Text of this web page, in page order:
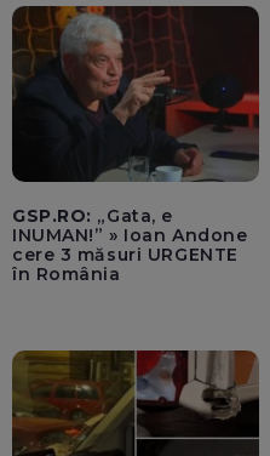
GSP.RO: „Gata, e
INUMAN!” » Ioan Andone
cere 3 măsuri URGENTE
în România